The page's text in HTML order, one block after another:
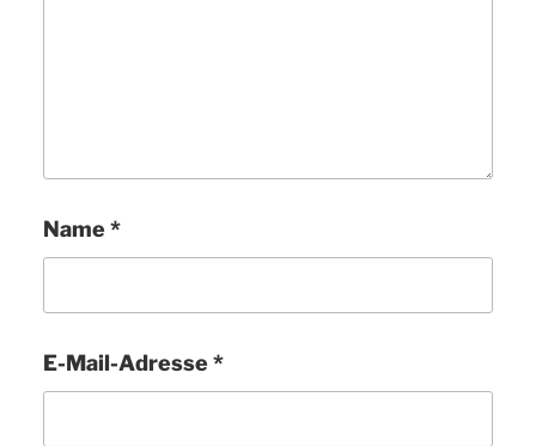
Name *
E-Mail-Adresse *